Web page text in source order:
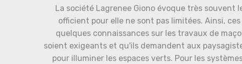
La société Lagrenee Giono évoque très
officient pour elle ne sont pas limitées. Ainsi,
quelques connaissances sur les travaux de
soient exigeants et qu'ils demandent aux
pour illuminer les espaces verts. Pour les